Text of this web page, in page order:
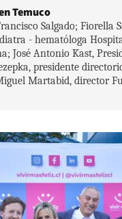
Temuco
Salgado; Fiorella
- hematóloga
José Antonio Kast,
presidente
Martabid, director